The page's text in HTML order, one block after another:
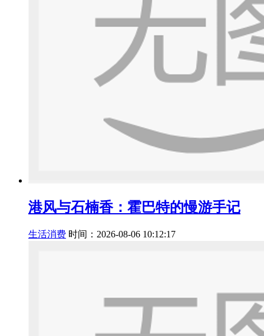
港风与石楠香：霍巴特的慢游手记
生活消费 时间：2026-08-06 10:12:17